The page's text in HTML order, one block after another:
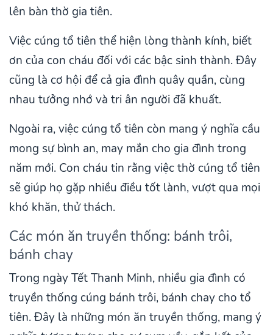
lên bàn thờ gia tiên.
Việc cúng tổ tiên thể hiện lòng thành kính, biết
ơn của con cháu đối với các bậc sinh thành. Đây
cũng là cơ hội để cả gia đình quây quần, cùng
nhau tưởng nhớ và tri ân người đã khuất.
Ngoài ra, việc cúng tổ tiên còn mang ý nghĩa cầu
mong sự bình an, may mắn cho gia đình trong
năm mới. Con cháu tin rằng việc thờ cúng tổ tiên
sẽ giúp họ gặp nhiều điều tốt lành, vượt qua mọi
khó khăn, thử thách.
Các món ăn truyền thống: bánh trôi,
bánh chay
Trong ngày Tết Thanh Minh, nhiều gia đình có
truyền thống cúng bánh trôi, bánh chay cho tổ
tiên. Đây là những món ăn truyền thống, mang ý